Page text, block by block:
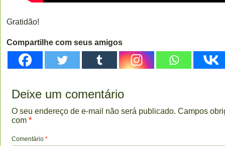
Gratidão!
Compartilhe com seus amigos
Deixe um comentário
O seu endereço de e-mail não será publicado. Campos
com *
Comentário *